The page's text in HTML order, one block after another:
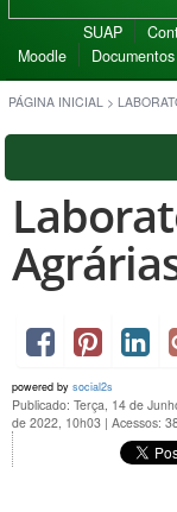
SUAP
Moodle
Documentos
PÁGINA INICIAL >
powered by social2s
Publicado: Terça, 14 de
de 2022, 10h03 | Acessos: